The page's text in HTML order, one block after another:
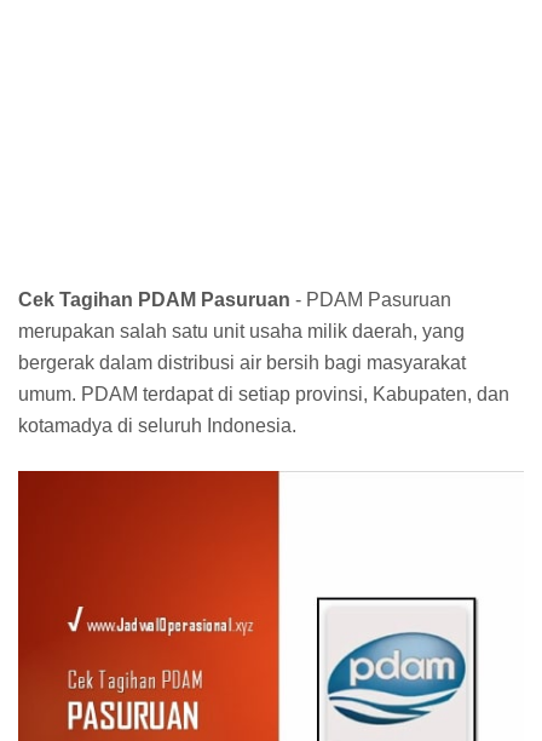
Cek Tagihan PDAM Pasuruan - PDAM Pasuruan
merupakan salah satu unit usaha milik daerah, yang
bergerak dalam distribusi air bersih bagi masyarakat
umum. PDAM terdapat di setiap provinsi, Kabupaten, dan
kotamadya di seluruh Indonesia.